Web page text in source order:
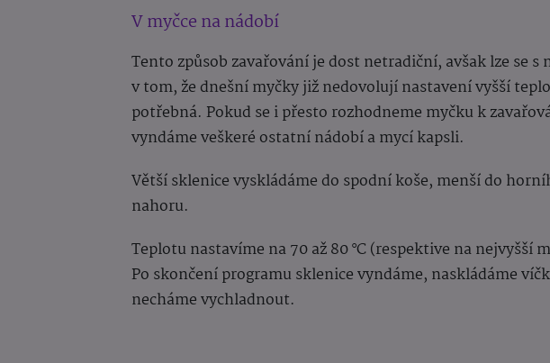
V myčce na nádobí
Tento způsob zavařování je dost netradiční, avšak lze se
v tom, že dnešní myčky již nedovolují nastavení vyšší
potřebná. Pokud se i přesto rozhodneme myčku k
vyndáme veškeré ostatní nádobí a mycí kapsli.
Větší sklenice vyskládáme do spodní koše, menší do
nahoru.
Teplotu nastavíme na 70 až 80 °C (respektive na nejvyšší
Po skončení programu sklenice vyndáme, naskládáme
necháme vychladnout.